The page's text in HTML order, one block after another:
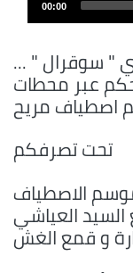
00:00
" سوقرال " ...
عبر محطات
اصطياف مريح
تحت تصرفكم
الاصطياف
العياشي
و قمع الغش